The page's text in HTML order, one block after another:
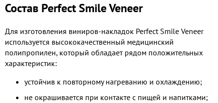
Состав Perfect Smile Veneer
Для изготовления виниров-накладок Perfect Smile Veneer
используется высококачественный медицинский
полипропилен, который обладает рядом положительных
характеристик:
устойчив к повторному нагреванию и охлаждению;
не окрашивается при контакте с пищей и напитками;